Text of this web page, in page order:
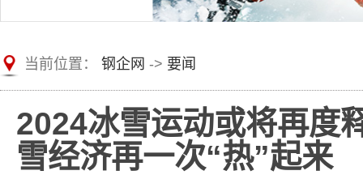
当前位置： 钢企网 -> 要闻
2024冰雪运动或将再度
雪经济再一次“热”起来